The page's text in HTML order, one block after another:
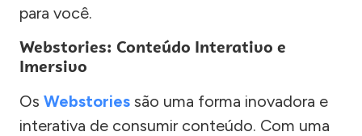
para você.
Webstories: Conteúdo Interativo e
Imersivo
Os Webstories são uma forma inovadora e
interativa de consumir conteúdo. Com uma